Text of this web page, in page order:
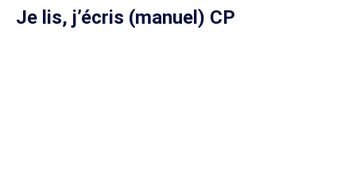
Je lis, j’écris (manuel) CP